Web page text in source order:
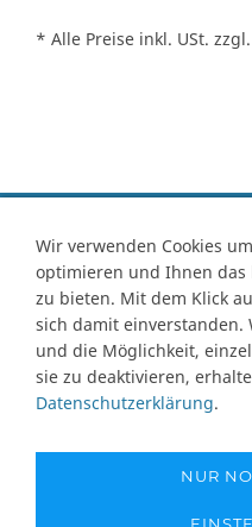
* Alle Preise inkl. USt. zzgl.
Kontakt Ersatzteile-
Widerrufsrecht
ImpressumIhre
Abbildungen können von
technischen Daten
Wir verwenden Cookies
optimieren und Ihnen das
zu bieten. Mit dem Klick
sich damit
und die Möglichkeit,
sie zu deaktivieren,
Datenschutzerklärung.
NUR